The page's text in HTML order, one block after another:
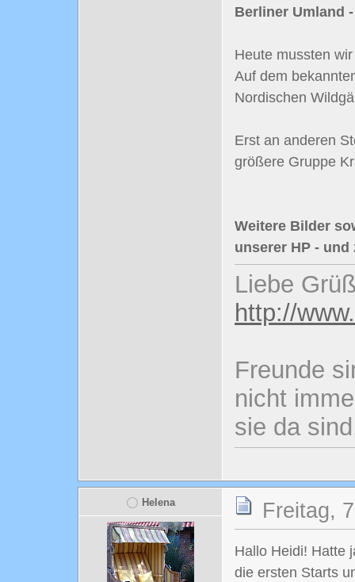
Berliner Umland -
Heute mussten
Auf dem
Nordischen
Erst an anderen
größere Gruppe
Weitere Bilder
unserer HP -
Liebe
http://
Freunde
nicht
sie da
Helena Freitag,
Hallo Heidi! Hatte
die ersten Starts